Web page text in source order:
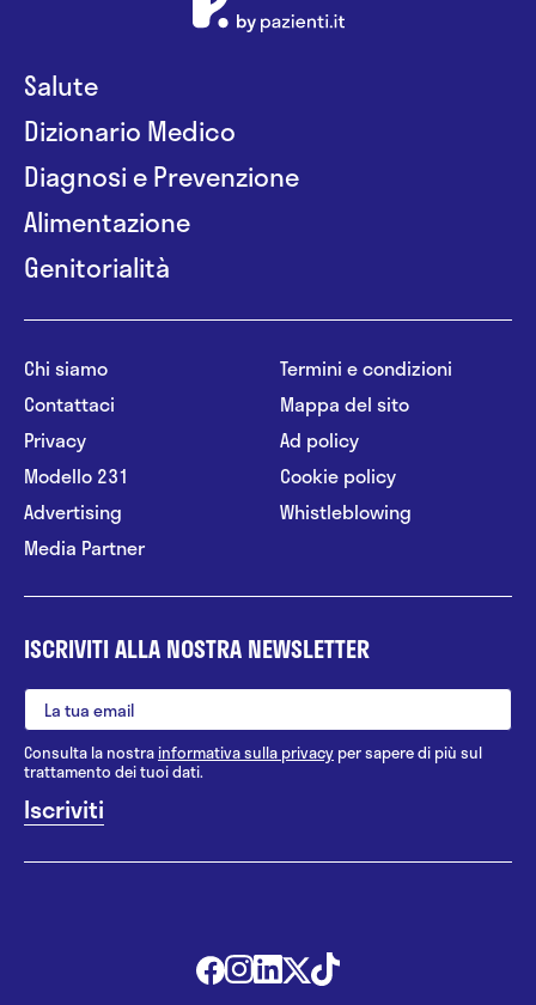
Salute
Dizionario Medico
Diagnosi e Prevenzione
Alimentazione
Genitorialità
Chi siamo
Contattaci
Privacy
Modello 231
Advertising
Media Partner
Termini e condizioni
Mappa del sito
Ad policy
Cookie policy
Whistleblowing
ISCRIVITI ALLA NOSTRA NEWSLETTER
Consulta la nostrainformativa sulla privacy per sapere di più sul
trattamento dei tuoi dati.